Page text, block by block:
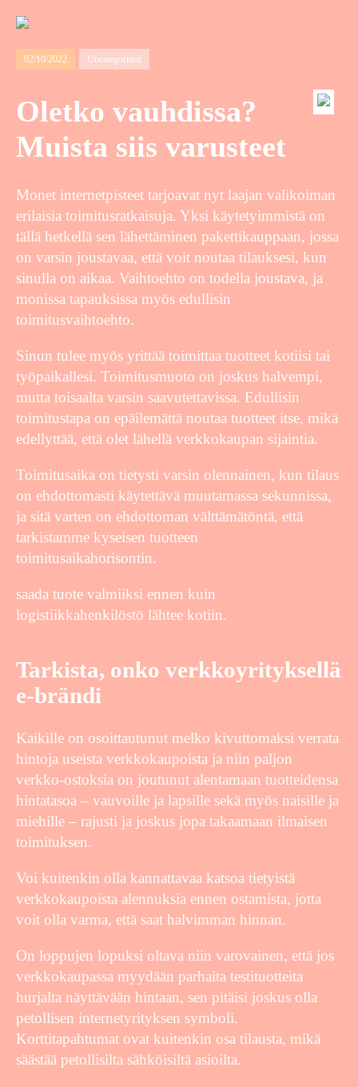
02/10/2022 Uncategorized
Oletko vauhdissa?
Muista siis varusteet
Monet internetpisteet tarjoavat nyt laajan valikoiman
erilaisia toimitusratkaisuja. Yksi käytetyimmistä on
tällä hetkellä sen lähettäminen pakettikauppaan, jossa
on varsin joustavaa, että voit noutaa tilauksesi, kun
sinulla on aikaa. Vaihtoehto on todella joustava, ja
monissa tapauksissa myös edullisin
toimitusvaihtoehto.
Sinun tulee myös yrittää toimittaa tuotteet kotiisi tai
työpaikallesi. Toimitusmuoto on joskus halvempi,
mutta toisaalta varsin saavutettavissa. Edullisin
toimitustapa on epäilemättä noutaa tuotteet itse, mikä
edellyttää, että olet lähellä verkkokaupan sijaintia.
Toimitusaika on tietysti varsin olennainen, kun tilaus
on ehdottomasti käytettävä muutamassa sekunnissa,
ja sitä varten on ehdottoman välttämätöntä, että
tarkistamme kyseisen tuotteen
toimitusaikahorisontin.
saada tuote valmiiksi ennen kuin
logistiikkahenkilöstö lähtee kotiin.
Tarkista, onko verkkoyrityksellä
e-brändi
Kaikille on osoittautunut melko kivuttomaksi verrata
hintoja useista verkkokaupoista ja niin paljon
verkko-ostoksia on joutunut alentamaan tuotteidensa
hintatasoa – vauvoille ja lapsille sekä myös naisille ja
miehille – rajusti ja joskus jopa takaamaan ilmaisen
toimituksen.
Voi kuitenkin olla kannattavaa katsoa tietyistä
verkkokaupoista alennuksia ennen ostamista, jotta
voit olla varma, että saat halvimman hinnan.
On loppujen lopuksi oltava niin varovainen, että jos
verkkokaupassa myydään parhaita testituotteita
hurjalta näyttävään hintaan, sen pitäisi joskus olla
petollisen internetyrityksen symboli.
Korttitapahtumat ovat kuitenkin osa tilausta, mikä
säästää petollisilta sähköisiltä asioilta.